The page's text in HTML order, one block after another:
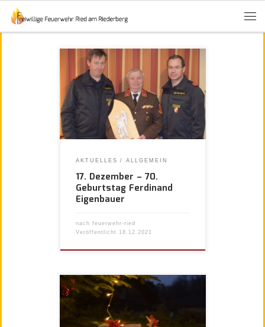
AKTUELLES ALLGEMEIN
17. Dezember – 70.
Geburtstag Ferdinand
Eigenbauer
nach feuerwehr-ried
Veröffentlicht
18.12.2021